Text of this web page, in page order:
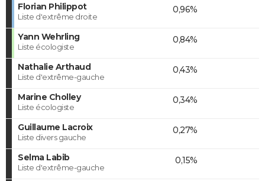
Florian Philippot
Liste d'extrême droite
0,96%
Yann Wehrling
Liste écologiste
0,84%
Nathalie Arthaud
Liste d'extrême-gauche
0,43%
Marine Cholley
Liste écologiste
0,34%
Guillaume Lacroix
Liste divers gauche
0,27%
Selma Labib
Liste d'extrême-gauche
0,15%